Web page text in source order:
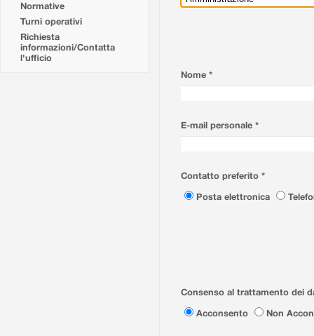
Normative
Turni operativi
Richiesta
informazioni/Contatta
l'ufficio
Nome *
E-mail personale *
Contatto preferito *
Posta elettronica
Consenso al trattamento dei
Acconsento
Non